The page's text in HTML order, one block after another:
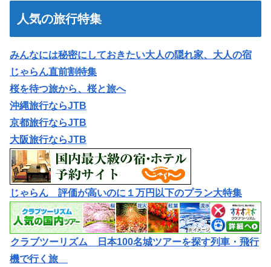
人気の旅行特集
みんなには秘密にしておきたい大人の隠れ家、大人の宿
じゃらん直前割特集
桜を待つ旅から、桜と旅へ
沖縄旅行ならJTB
京都旅行ならJTB
大阪旅行ならJTB
じゃらん 評価が高いのに１万円以下のプラン大特集
クラブツーリズム 日本100名城ツアーを探す列車・飛行
機で行く旅